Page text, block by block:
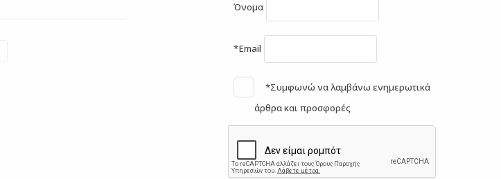
Όνομα
*Email
*Συμφωνώ να λαμβάνω ενημερωτικά
άρθρα και προσφορές